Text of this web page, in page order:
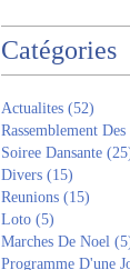
Catégories
Actualites (52)
Rassemblement
Soiree Dansante
Divers (15)
Reunions (15)
Loto (5)
Marches De Noel
Programme D'une